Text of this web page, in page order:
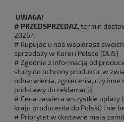
UWAGA!
# PRZEDSPRZEDAŻ,termin
2026r;
# Kupując u nas wspierasz
sprzedaży w Korei i Polsce (OLiS)
# Zgodnie z informacją od
służy do ochrony produktu, w
odbarwienia, zgniecenia, czy
podstawy do reklamacji;
# Cena zawiera wszystkie opłaty
kraju producenta do Polski) i nie
# Priorytet w dostawie mają